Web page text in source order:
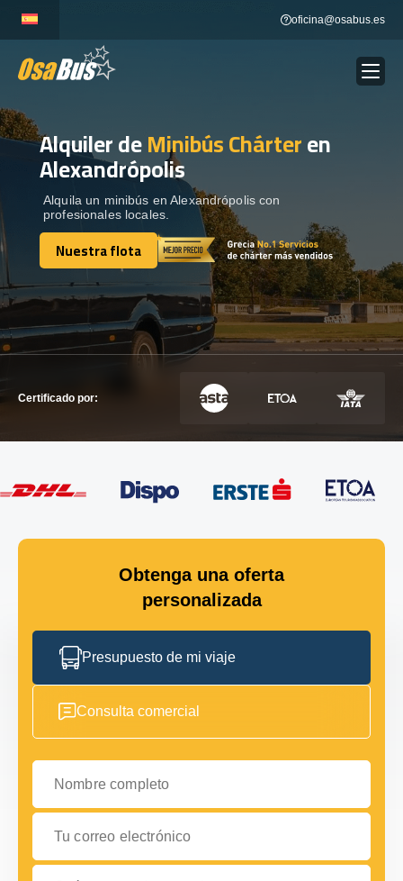
content
oficina@osabus.es
ALQUILER DE AUTOCARES Show dropdown
DESTINOS
RECORRIDAS Show dropdown
Alquiler deMinibús Chárteren
Alexandrópolis
Alquila un minibús en Alexandrópolis con
profesionales locales.
Nuestra flota
Nuestra flota
Certificado por:
Obtenga una oferta
personalizada
Presupuesto de mi viaje
Consulta comercial
Nombre completo
Tu correo electrónico
Cuéntanos sobre tus planes